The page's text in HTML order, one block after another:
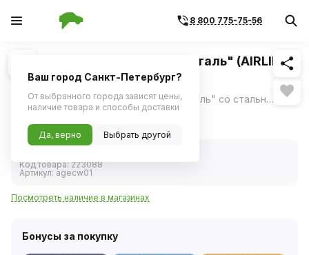
8 800 775-75-56
1/1 Похожие
Холодная сварка "Быстрая сталь" (AIRLINE)
AG-ECW-01 55г
Холодная сварка AIRLINE "Быстрая сталь" со стальным наполнителем предназначена для быстрого и надежного склеивания, ремонта, герметизации соединений, восстановления утраченных фрагментов изделий из черных и цветных металлов. ещё
Код товара:223088
Артикул: agecw01
Посмотреть наличие в магазинах
Бонусы за покупку
Ваш город Санкт-Петербург?
От выбранного города зависят цены,
наличие товара и способы доставки
Да, верно Выбрать другой